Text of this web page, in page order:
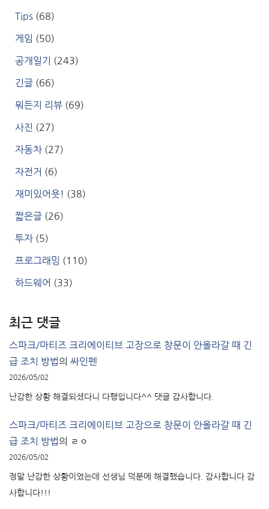
Tips (68)
게임 (50)
공개일기 (243)
긴글 (66)
뭐든지 리뷰 (69)
사진 (27)
자동차 (27)
자전거 (6)
재미있어욧! (38)
짧은글 (26)
투자 (5)
프로그래밍 (110)
하드웨어 (33)
최근 댓글
스파크/마티즈 크리에이티브 고장으로 창문이 안올라갈 때 긴
급 조치 방법의 싸인펜
2026/05/02
난감한 상황 해결되셨다니 다행입니다^^ 댓글 감사합니다.
스파크/마티즈 크리에이티브 고장으로 창문이 안올라갈 때 긴
급 조치 방법의 ㄹㅇ
2026/05/02
정말 난감한 상황이었는데 선생님 덕분에 해결했습니다. 감사합니다 감
사합니다!!!